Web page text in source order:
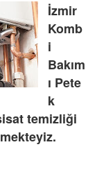
İzmir
Komb
i
Bakım
ı Pete
k
temizliği